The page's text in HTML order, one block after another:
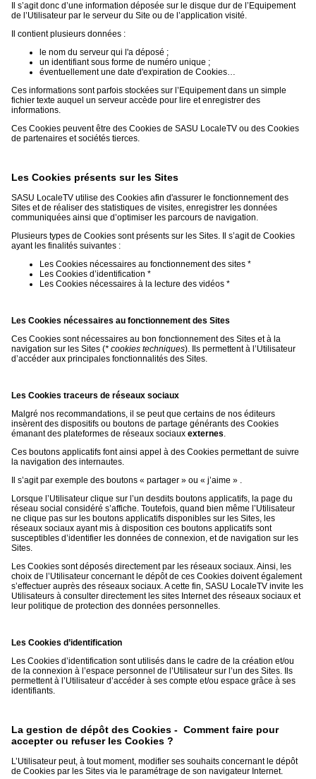
Il s’agit donc d’une information déposée sur le disque dur de l’Equipement
de l’Utilisateur par le serveur du Site ou de l’application visité.
Il contient plusieurs données :
le nom du serveur qui l'a déposé ;
un identifiant sous forme de numéro unique ;
éventuellement une date d'expiration de Cookies…
Ces informations sont parfois stockées sur l’Equipement dans un simple
fichier texte auquel un serveur accède pour lire et enregistrer des
informations.
Ces Cookies peuvent être des Cookies de SASU LocaleTV ou des Cookies
de partenaires et sociétés tierces.
Les Cookies présents sur les Sites
SASU LocaleTV utilise des Cookies afin d'assurer le fonctionnement des
Sites et de réaliser des statistiques de visites, enregistrer les données
communiquées ainsi que d’optimiser les parcours de navigation.
Plusieurs types de Cookies sont présents sur les Sites. Il s’agit de Cookies
ayant les finalités suivantes :
Les Cookies nécessaires au fonctionnement des sites *
Les Cookies d’identification *
Les Cookies nécessaires à la lecture des vidéos *
Les Cookies nécessaires au fonctionnement des Sites
Ces Cookies sont nécessaires au bon fonctionnement des Sites et à la
navigation sur les Sites (* cookies techniques). Ils permettent à l’Utilisateur
d’accéder aux principales fonctionnalités des Sites.
Les Cookies traceurs de réseaux sociaux
Malgré nos recommandations, il se peut que certains de nos éditeurs
insèrent des dispositifs ou boutons de partage générants des Cookies
émanant des plateformes de réseaux sociaux externes.
Ces boutons applicatifs font ainsi appel à des Cookies permettant de suivre
la navigation des internautes.
Il s’agit par exemple des boutons « partager » ou « j’aime » .
Lorsque l’Utilisateur clique sur l’un desdits boutons applicatifs, la page du
réseau social considéré s’affiche. Toutefois, quand bien même l’Utilisateur
ne clique pas sur les boutons applicatifs disponibles sur les Sites, les
réseaux sociaux ayant mis à disposition ces boutons applicatifs sont
susceptibles d’identifier les données de connexion, et de navigation sur les
Sites.
Les Cookies sont déposés directement par les réseaux sociaux. Ainsi, les
choix de l’Utilisateur concernant le dépôt de ces Cookies doivent également
s’effectuer auprès des réseaux sociaux. A cette fin, SASU LocaleTV invite les
Utilisateurs à consulter directement les sites Internet des réseaux sociaux et
leur politique de protection des données personnelles.
Les Cookies d’identification
Les Cookies d’identification sont utilisés dans le cadre de la création et/ou
de la connexion à l’espace personnel de l’Utilisateur sur l’un des Sites. Ils
permettent à l’Utilisateur d’accéder à ses compte et/ou espace grâce à ses
identifiants.
La gestion de dépôt des Cookies - Comment faire pour
accepter ou refuser les Cookies ?
L’Utilisateur peut, à tout moment, modifier ses souhaits concernant le dépôt
de Cookies par les Sites via le paramétrage de son navigateur Internet.